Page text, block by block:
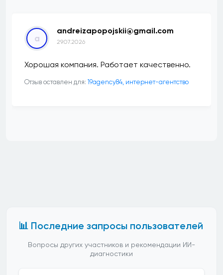
a
andreizapopojskii@gmail.com
29.07.2026
Хорошая компания. Работает качественно.
Отзыв оставлен для: 19agency84, интернет-агентство
📊 Последние запросы пользователей
Вопросы других участников и рекомендации ИИ-
диагностики